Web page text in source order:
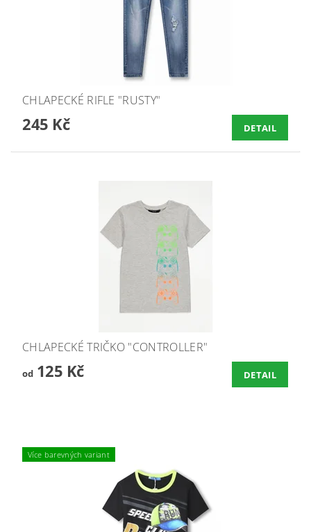
CHLAPECKÉ RIFLE "RUSTY"
245 Kč DETAIL
CHLAPECKÉ TRIČKO "CONTROLLER"
od125 Kč DETAIL
Více barevných variant